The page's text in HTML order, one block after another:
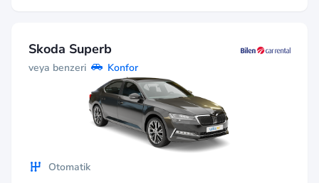
Skoda Superb
veya benzeri Konfor
Otomatik